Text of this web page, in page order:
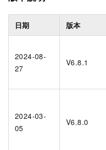
日期 版本
2024-08-
27
V6.8.1
2024-03-
05
V6.8.0